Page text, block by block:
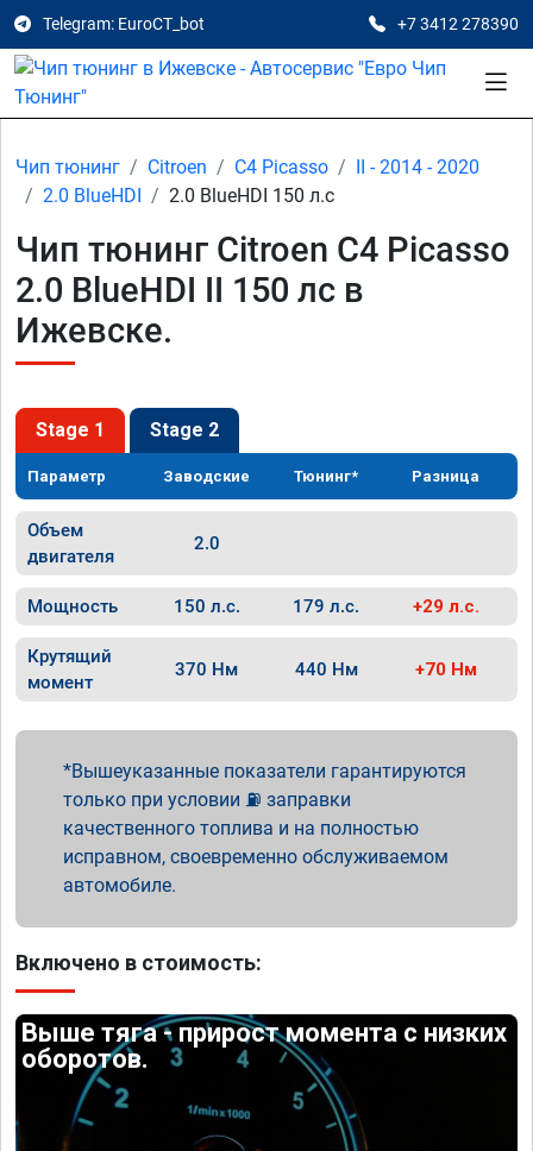
Telegram: EuroCT_bot +7 3412 278390
Чип тюнинг Citroen C4 Picasso
II - 2014 - 2020
2.0 BlueHDI
2.0 BlueHDI 150 л.с
Чип тюнинг Citroen C4 Picasso
2.0 BlueHDI II 150 лс в
Ижевске.
Stage 1 Stage 2
Параметр Заводские Тюнинг* Разница
Объем
двигателя
2.0
Мощность 150 л.с. 179 л.с. +29 л.с.
Крутящий
момент
370 Нм 440 Нм +70 Нм
Вышеуказанные показатели гарантируются
только при условии ⛽ заправки
качественного топлива и на полностью
исправном, своевременно обслуживаемом
автомобиле.
Включено в стоимость:
Выше тяга - прирост момента с низких
оборотов.